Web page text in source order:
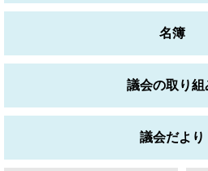
名簿
議会の取り組
議会だより